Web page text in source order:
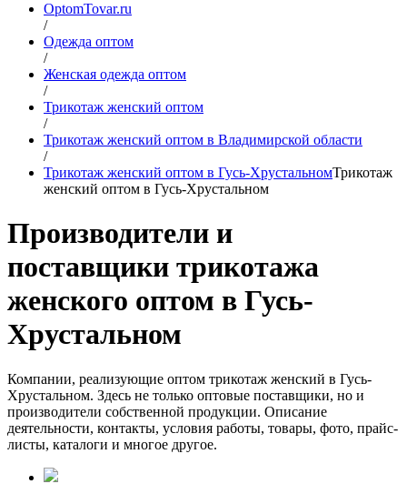
OptomTovar.ru
/
Одежда оптом
/
Женская одежда оптом
/
Трикотаж женский оптом
/
Трикотаж женский оптом в Владимирской области
/
Трикотаж женский оптом в Гусь-ХрустальномТрикотаж
женский оптом в Гусь-Хрустальном
Производители и
поставщики трикотажа
женского оптом в Гусь-
Хрустальном
Компании, реализующие оптом трикотаж женский в Гусь-
Хрустальном. Здесь не только оптовые поставщики, но и
производители собственной продукции. Описание
деятельности, контакты, условия работы, товары, фото, прайс-
листы, каталоги и многое другое.